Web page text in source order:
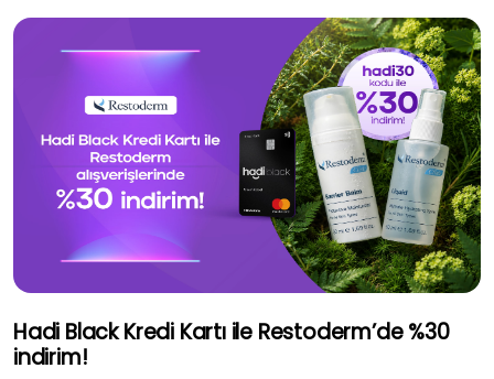
Hadi Black Kredi Kartı ile Restoderm’de %30
indirim!